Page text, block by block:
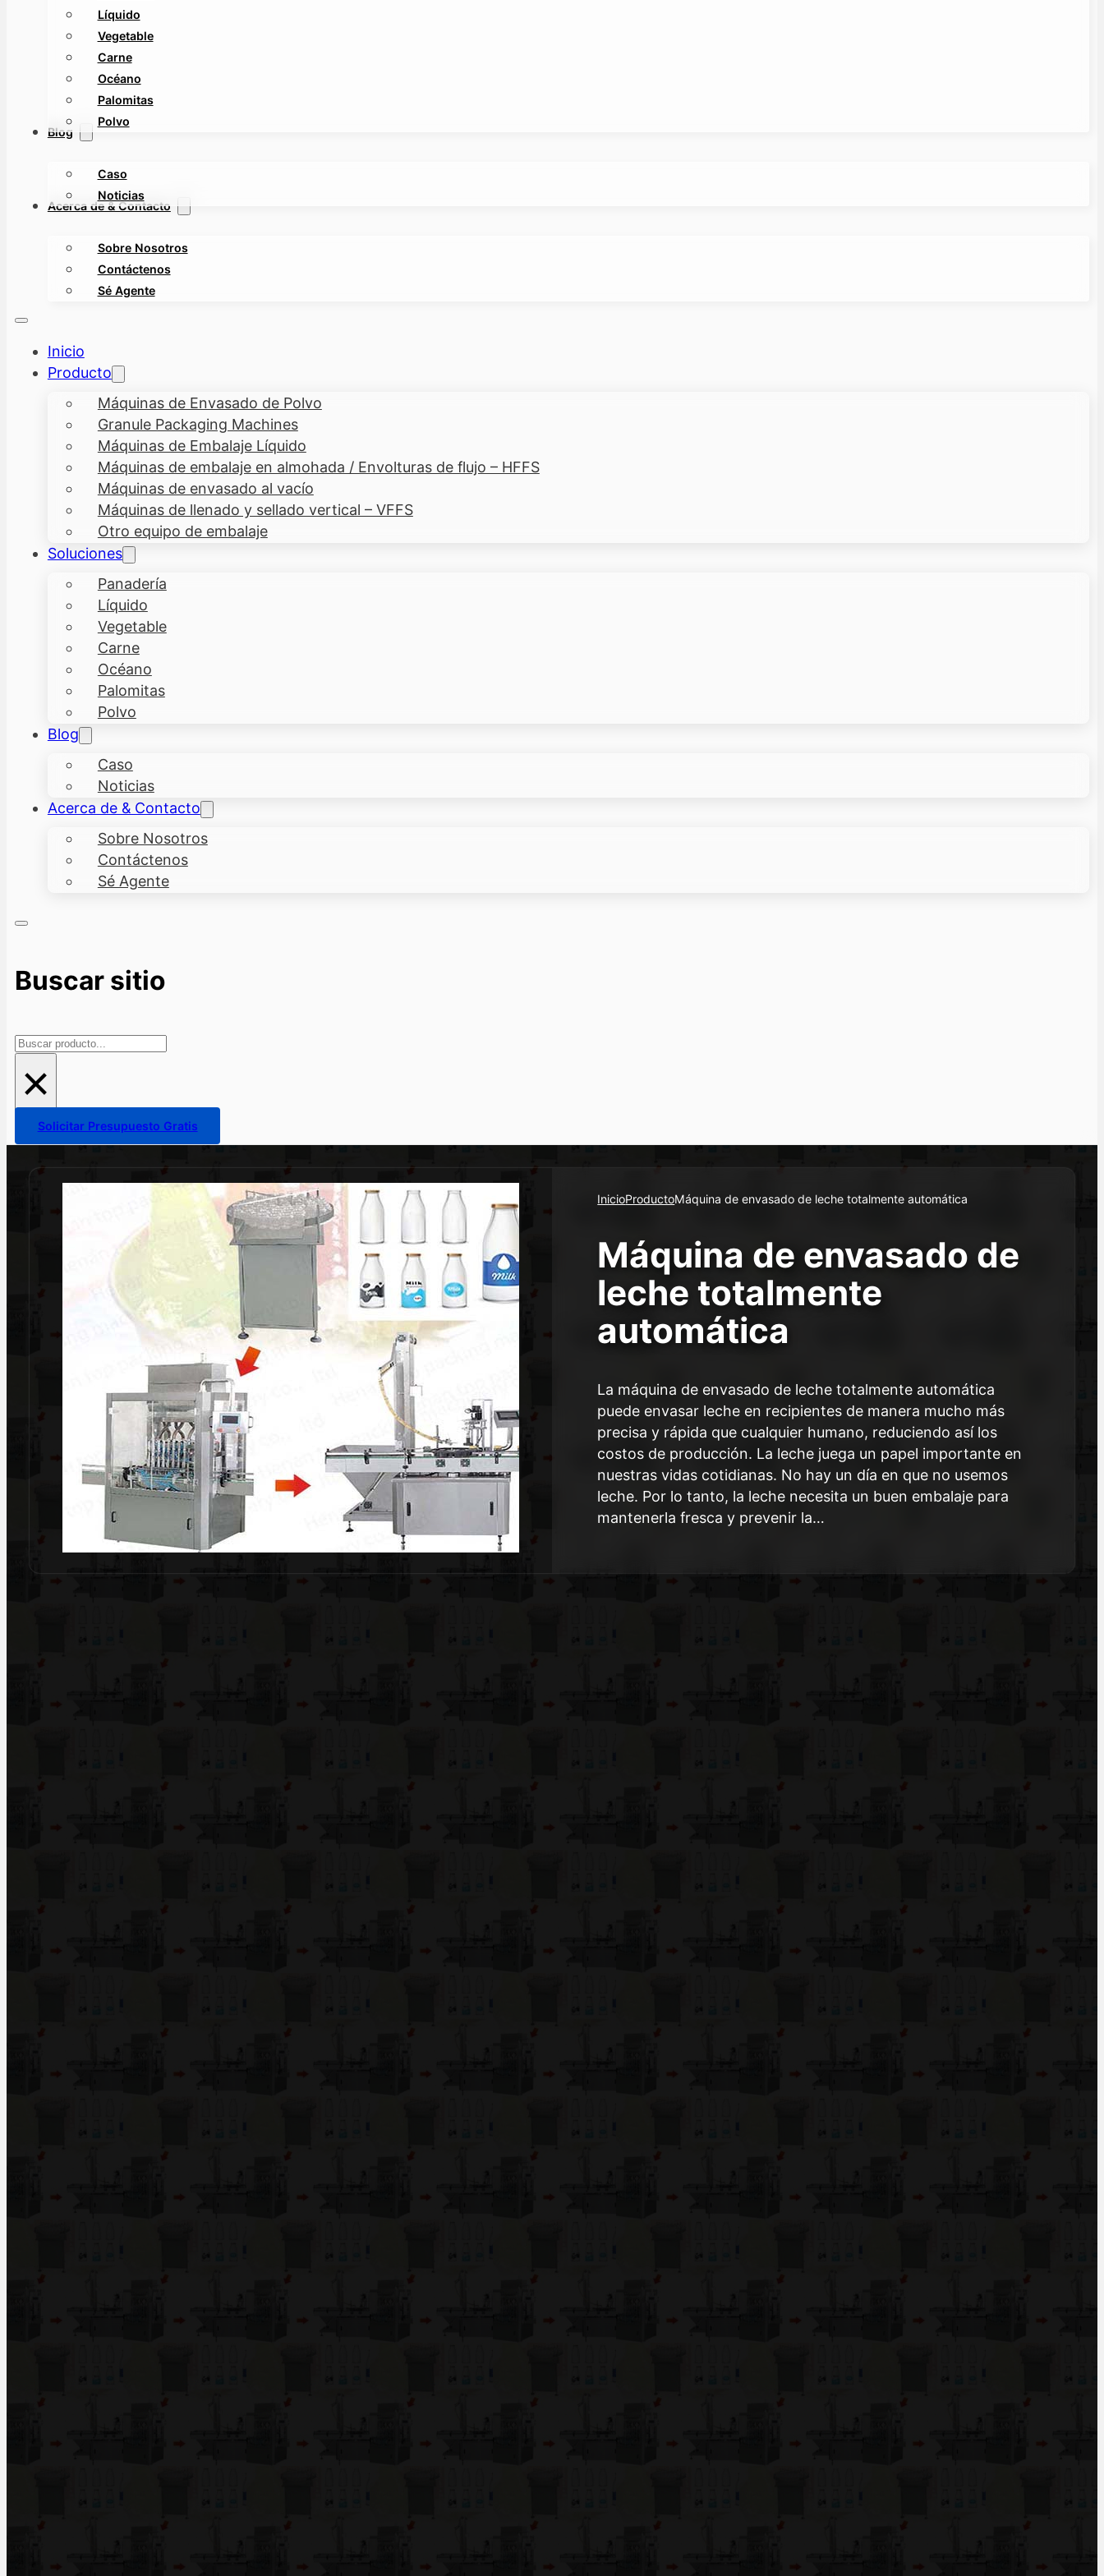
Líquido
Vegetable
Carne
Océano
Palomitas
Polvo
Blog
Caso
Noticias
Acerca de & Contacto
Sobre Nosotros
Contáctenos
Sé Agente
Inicio
Producto
Máquinas de Envasado de Polvo
Granule Packaging Machines
Máquinas de Embalaje Líquido
Máquinas de embalaje en almohada / Envolturas de flujo – HFFS
Máquinas de envasado al vacío
Máquinas de llenado y sellado vertical – VFFS
Otro equipo de embalaje
Soluciones
Panadería
Líquido
Vegetable
Carne
Océano
Palomitas
Polvo
Blog
Caso
Noticias
Acerca de & Contacto
Sobre Nosotros
Contáctenos
Sé Agente
Buscar sitio
Buscar
×
Solicitar Presupuesto Gratis
InicioProductoMáquina de envasado de leche totalmente automática
Máquina de envasado de
leche totalmente
automática
La máquina de envasado de leche totalmente automática
puede envasar leche en recipientes de manera mucho más
precisa y rápida que cualquier humano, reduciendo así los
costos de producción. La leche juega un papel importante en
nuestras vidas cotidianas. No hay un día en que no usemos
leche. Por lo tanto, la leche necesita un buen embalaje para
mantenerla fresca y prevenir la…